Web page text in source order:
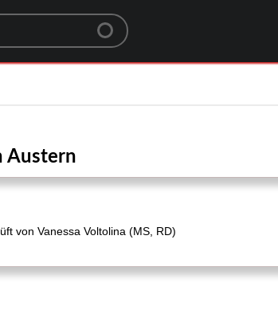
Austern
von Vanessa Voltolina (MS, RD)